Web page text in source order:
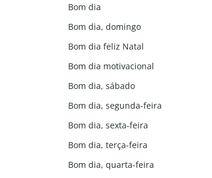
Bom dia
Bom dia, domingo
Bom dia feliz Natal
Bom dia motivacional
Bom dia, sábado
Bom dia, segunda-feira
Bom dia, sexta-feira
Bom dia, terça-feira
Bom dia, quarta-feira